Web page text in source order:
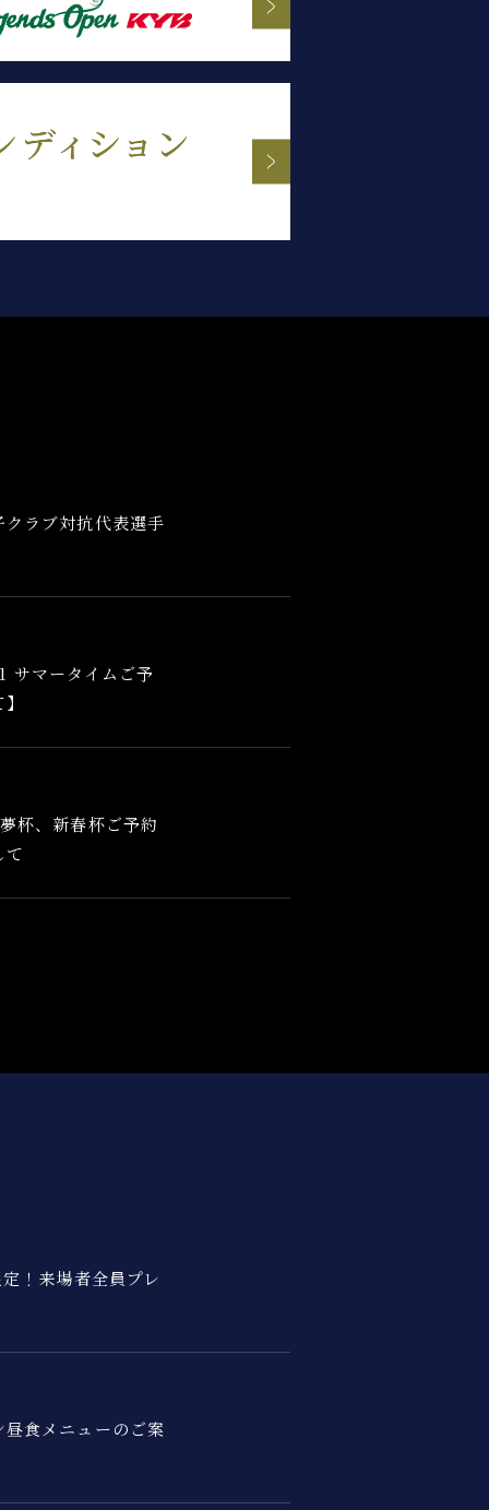
クラブ対抗代表選手
サマータイムご予
杯、新春杯ご予約
て
！来場者全員プレ
昼食メニューのご案